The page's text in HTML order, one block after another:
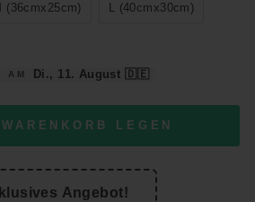
(36cmx25cm) L (40cmx30cm)
AM Di., 11. August 🇩🇪
LEGEN
Angebot!